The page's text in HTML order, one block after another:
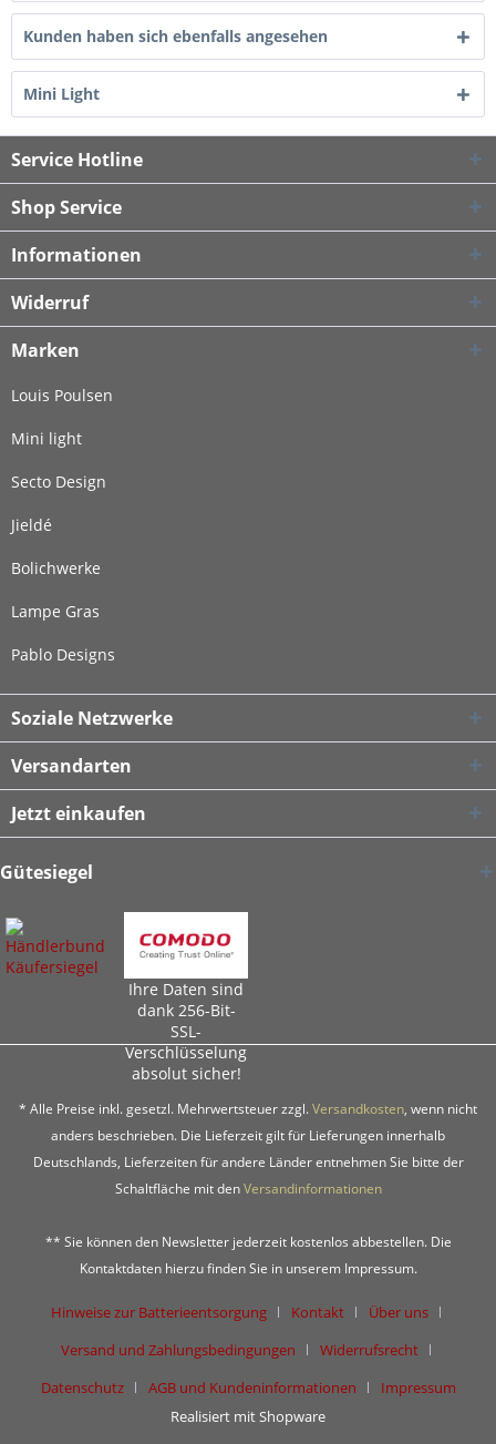
Kunden haben sich ebenfalls angesehen
Mini Light
Service Hotline
Shop Service
Informationen
Widerruf
Marken
Louis Poulsen
Mini light
Secto Design
Jieldé
Bolichwerke
Lampe Gras
Pablo Designs
Soziale Netzwerke
Versandarten
Jetzt einkaufen
Gütesiegel
Ihre Daten sind
dank 256-Bit-
SSL-
Verschlüsselung
absolut sicher!
* Alle Preise inkl. gesetzl. Mehrwertsteuer zzgl.Versandkosten, wenn nicht
anders beschrieben. Die Lieferzeit gilt für Lieferungen innerhalb
Deutschlands, Lieferzeiten für andere Länder entnehmen Sie bitte der
Schaltfläche mit denVersandinformationen
** Sie können den Newsletter jederzeit kostenlos abbestellen. Die
Kontaktdaten hierzu finden Sie in unserem Impressum.
Hinweise zur Batterieentsorgung Kontakt
Über uns
Versand und Zahlungsbedingungen
Widerrufsrecht
Datenschutz
AGB und Kundeninformationen
Impressum
Realisiert mit Shopware